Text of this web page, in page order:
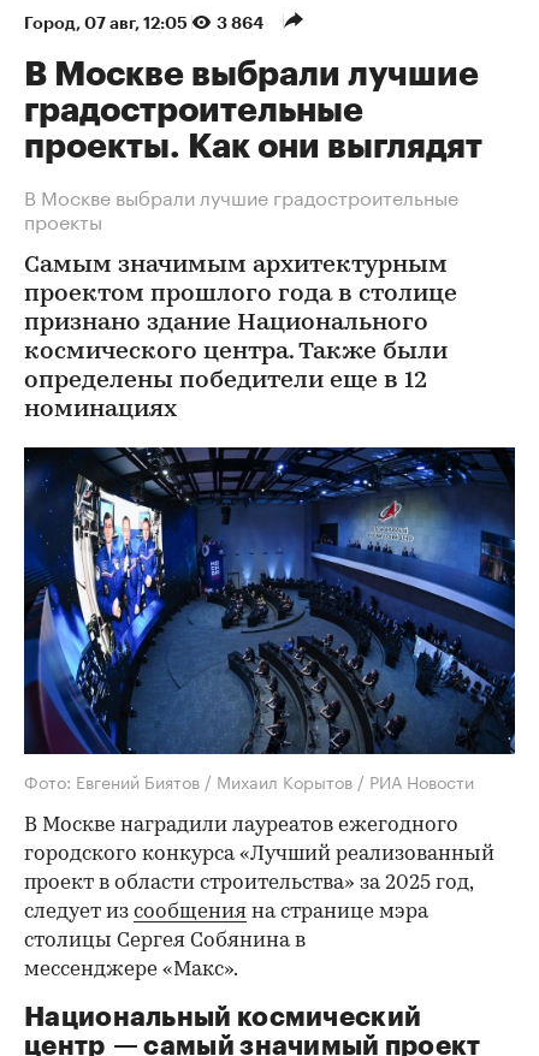
Город⁠, 07 авг, 12:05 3 864
В Москве выбрали лучшие
градостроительные
проекты. Как они выглядят
В Москве выбрали лучшие градостроительные
проекты
Самым значимым архитектурным
проектом прошлого года в столице
признано здание Национального
космического центра. Также были
определены победители еще в 12
номинациях
Фото: Евгений Биятов / Михаил Корытов / РИА Новости
В Москве наградили лауреатов ежегодного
городского конкурса «Лучший реализованный
проект в области строительства» за 2025 год,
следует из сообщения на странице мэра
столицы Сергея Собянина в
мессенджере «Макс».
Национальный космический
центр — самый значимый проект